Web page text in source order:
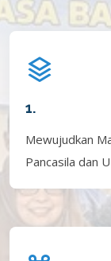
1.
Mewujudkan
Pancasila dan